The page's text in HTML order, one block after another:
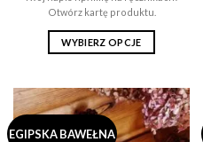
od
59,00zł
do
Otwórz kartę produktu.
WYBIERZ OPCJE
ma
wiele
wariantów.
EGIPSKA BAWEŁNA